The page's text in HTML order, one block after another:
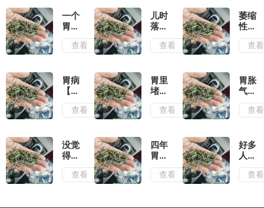
一个
胃
病。
直接
了废
人
查看
儿时
落下
的胃
病，
嗝，
胃胀
胃
酸，
的治
疗推
荐
查看
萎缩
性胃
炎总
乱用
药。
核心
是改
修复
迟
缓，
我只
发一
查看
胃病
【预
防
篇】
疗
篇】
老胃
病必
查看
胃里
堵的
难受
感觉
的食
物
查看
胃胀
气怎
么
办？
的草
快速
排气
查看
没觉
得焦
虑抑
郁，
查看
四年
胃病
养护
录｜
查看
好多
人反
复胃
病和
查看